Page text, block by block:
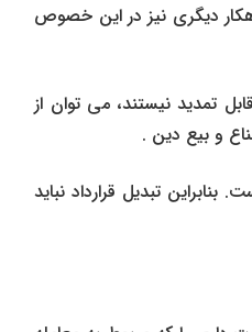
راهکار دیگری نیز در این خصوص
تمدید نیستند، می توان از
و بیع دین .
بنابراین تبدیل قرارداد نباید